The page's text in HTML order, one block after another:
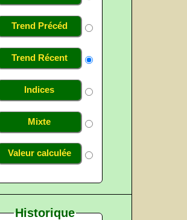
Trend Précéd
Trend Récent
Indices
Mixte
Valeur calculée
Historique